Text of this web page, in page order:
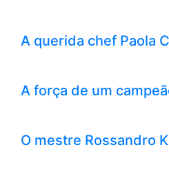
A querida chef Paola
A força de um
O mestre Rossandro